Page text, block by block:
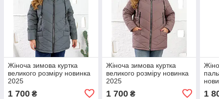
Жіноча зимова куртка
великого розміру новинка
2025
1 700 ₴
Жіноча зимова куртка
великого розміру новинка
2025
1 700₴ 1